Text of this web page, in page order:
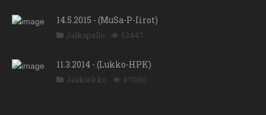
14.5.2015 - (MuSa-P-Iirot)
Jalkapallo 52447
11.3.2014 - (Lukko-HPK)
Jääkiekko 47080